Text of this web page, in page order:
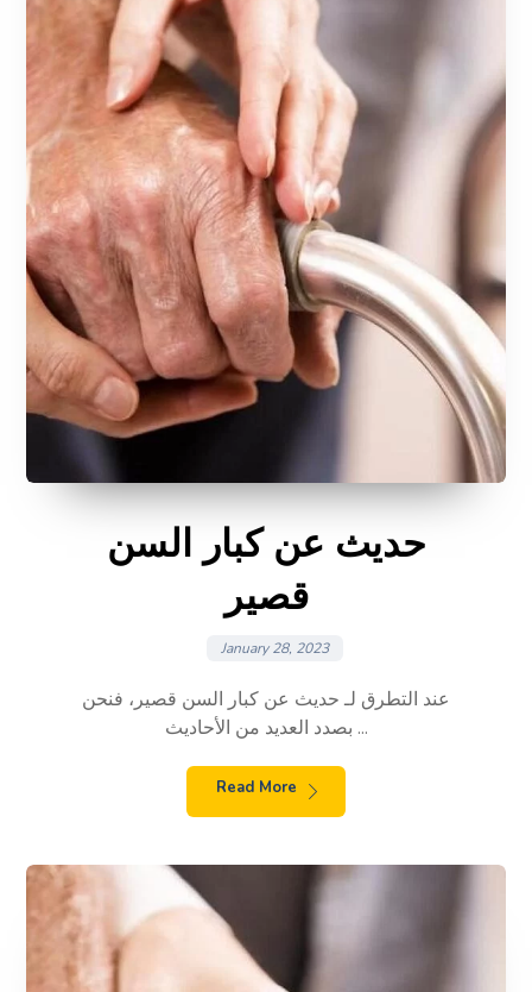
حديث عن كبار السن
قصير
January 28, 2023
عند التطرق لـ حديث عن كبار السن قصير، فنحن
بصدد العديد من الأحاديث ...
Read More